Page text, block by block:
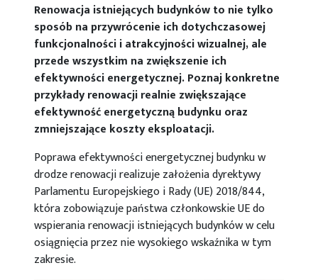
Renowacja istniejących budynków to nie tylko
sposób na przywrócenie ich dotychczasowej
funkcjonalności i atrakcyjności wizualnej, ale
przede wszystkim na zwiększenie ich
efektywności energetycznej. Poznaj konkretne
przykłady renowacji realnie zwiększające
efektywność energetyczną budynku oraz
zmniejszające koszty eksploatacji.
Poprawa efektywności energetycznej budynku w
drodze renowacji realizuje założenia dyrektywy
Parlamentu Europejskiego i Rady (UE) 2018/844,
która zobowiązuje państwa członkowskie UE do
wspierania renowacji istniejących budynków w celu
osiągnięcia przez nie wysokiego wskaźnika w tym
zakresie.